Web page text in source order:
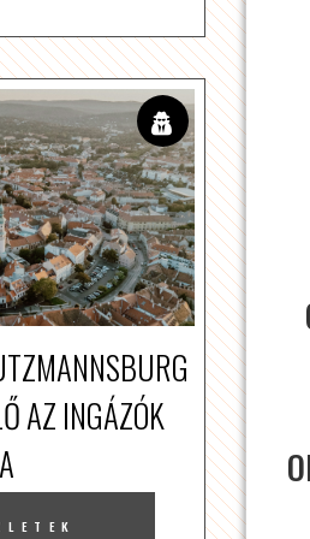
AZ INGÁZÓK